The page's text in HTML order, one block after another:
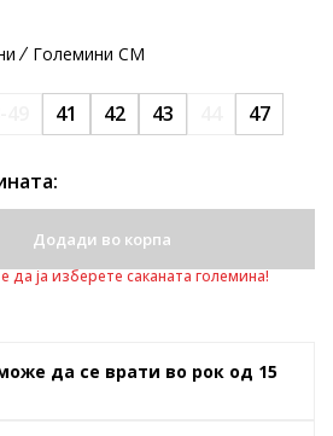
Големини CM
41 42 43 47
Додади во корпа
да ја изберете саканата големина!
да се врати во рок од 15